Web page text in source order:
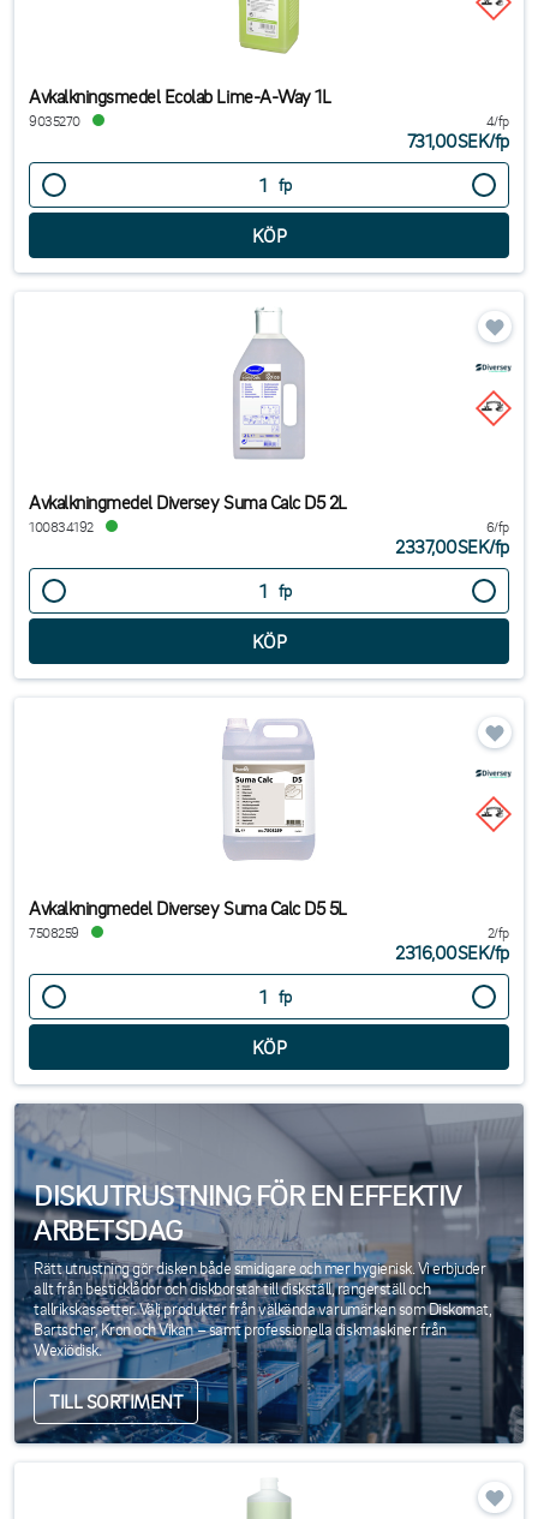
Avkalkningsmedel Ecolab Lime-A-Way 1L
9035270 4/fp
731,00SEK/fp
fp
Avkalkningmedel Diversey Suma Calc D5 2L
100834192 6/fp
2337,00SEK/fp
fp
Avkalkningmedel Diversey Suma Calc D5 5L
7508259 2/fp
2316,00SEK/fp
fp
DISKUTRUSTNING FÖR EN EFFEKTIV
ARBETSDAG
Rätt utrustning gör disken både smidigare och mer hygienisk. Vi erbjuder
allt från besticklådor och diskborstar till diskställ, rangerställ och
tallrikskassetter. Välj produkter från välkända varumärken som Diskomat,
Bartscher, Kron och Vikan – samt professionella diskmaskiner från
Wexiödisk.
TILL SORTIMENT